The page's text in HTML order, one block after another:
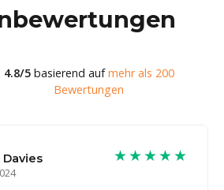
4.8/5basierend aufmehr als 200
Bewertungen
Davies
★★★★★